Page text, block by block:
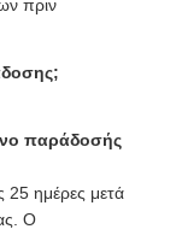
πριν
παράδοσής
25 ημέρες μετά
Ο